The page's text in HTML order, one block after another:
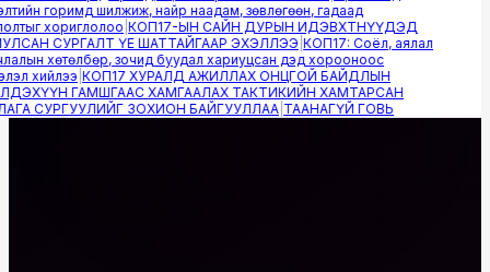
горимд шилжиж, найр наадам, зөвлөгөөн, гадаад
хориглолоо|КОП17-ЫН САЙН ДУРЫН ИДЭВХТНҮҮДЭД
СУРГАЛТ ҮЕ ШАТТАЙГААР ЭХЭЛЛЭЭ|КОП17: Соёл, аялал
хөтөлбөр, зочид буудал хариуцсан дэд хорооноос
хийлээ|КОП17 ХУРАЛД АЖИЛЛАХ ОНЦГОЙ БАЙДЛЫН
ГАМШГААС ХАМГААЛАХ ТАКТИКИЙН ХАМТАРСАН
СУРГУУЛИЙГ ЗОХИОН БАЙГУУЛЛАА|ТААНАГҮЙ ГОВЬ